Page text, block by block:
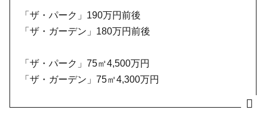
「ザ・パーク」190万円前後
「ザ・ガーデン」180万円前後
「ザ・パーク」75㎡4,500万円
「ザ・ガーデン」75㎡4,300万円